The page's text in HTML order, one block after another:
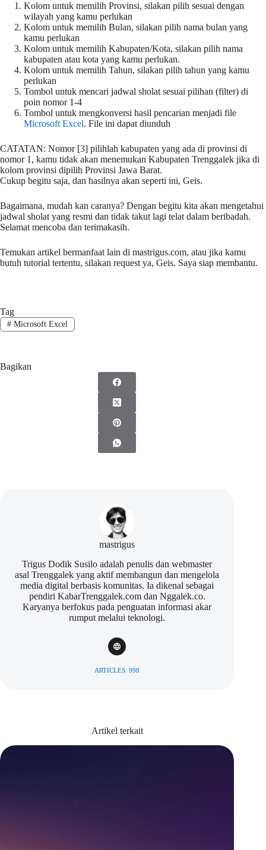
Kolom untuk memilih Provinsi, silakan pilih sesuai dengan
wilayah yang kamu perlukan
Kolom untuk memilih Bulan, silakan pilih nama bulan yang
kamu perlukan
Kolom untuk memilih Kabupaten/Kota, silakan pilih nama
kabupaten atau kota yang kamu perlukan.
Kolom untuk memilih Tahun, silakan pilih tahun yang kamu
perlukan
Tombol untuk mencari jadwal sholat sesuai pilihan (filter) di
poin nomor 1-4
Tombol untuk mengkonversi hasil pencarian menjadi file
Microsoft Excel. File ini dapat diunduh
CATATAN: Nomor [3] pilihlah kabupaten yang ada di provinsi di
nomor 1, kamu tidak akan menemukan Kabupaten Trenggalek jika di
kolom provinsi dipilih Provinsi Jawa Barat.
Cukup begitu saja, dan hasilnya akan seperti ini, Geis.
Bagaimana, mudah kan caranya? Dengan begitu kita akan mengetahui
jadwal sholat yang resmi dan tidak takut lagi telat dalam beribadah.
Selamat mencoba dan terimakasih.
Temukan artikel bermanfaat lain di mastrigus.com, atau jika kamu
butuh tutorial tertentu, silakan request ya, Geis. Saya siap membantu.
Tag
#Microsoft Excel
Bagikan
mastrigus
Trigus Dodik Susilo adalah penulis dan webmaster
asal Trenggalek yang aktif membangun dan mengelola
media digital berbasis komunitas. Ia dikenal sebagai
pendiri KabarTrenggalek.com dan Nggalek.co.
Karyanya berfokus pada penguatan informasi akar
rumput melalui teknologi.
ARTICLES: 998
Artikel terkait